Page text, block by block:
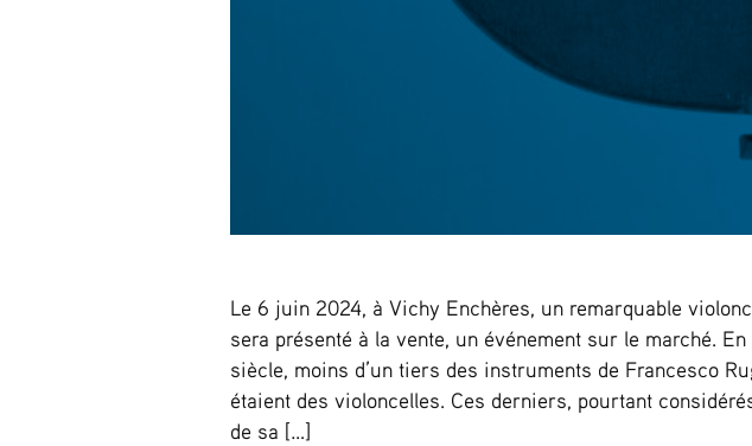
Le 6 juin 2024, à Vichy Enchères, un remarquable
sera présenté à la vente, un événement sur le marché.
siècle, moins d’un tiers des instruments de Francesco
étaient des violoncelles. Ces derniers, pourtant
de sa […]